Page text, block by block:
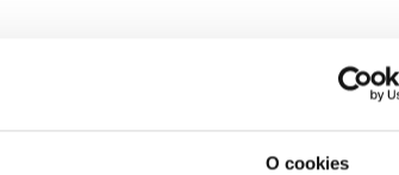
O cookies